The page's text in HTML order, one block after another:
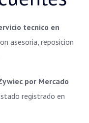
tecnico en
asesoria, reposicion
por Mercado
registrado en